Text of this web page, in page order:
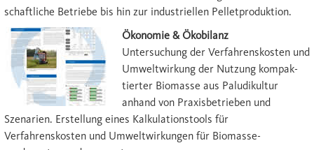
schaftliche Be­triebe bis hin zur industriel­len Pelletproduktion.
Ökonomie & Ökobilanz
Unter­such­ung der Ver­fahrens­kosten und
Um­welt­wirkung der Nutz­ung kompak­
tierter Bio­masse aus Paludikultur
anhand von Praxisbetrieben und
Szenarien. Erstellung eines Kalkulationstools für
Verfahrenskosten und Umweltwirkungen für Biomas­se­